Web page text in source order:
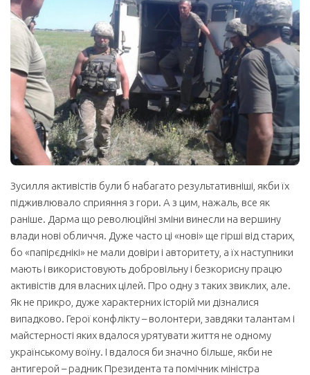
Зусилля активістів були б набагато результативніші, якби їх
підживлювало сприяння з гори. А з цим, нажаль, все як
раніше. Дарма що революційні зміни винесли на вершину
влади нові обличчя. Дуже часто ці «нові» ще гірші від старих,
бо «папірєднікі» не мали довіри і авторитету, а їх наступники
мають і використовують добровільну і безкорисну працю
активістів для власних цілей. Про одну з таких звиклих, але.
Як не прикро, дуже характерних історій ми дізналися
випадково. Герої конфлікту – волонтери, завдяки талантам і
майстерності яких вдалося урятувати життя не одному
українському воїну. І вдалося би значно більше, якби не
антигерой – радник Президента та помічник міністра